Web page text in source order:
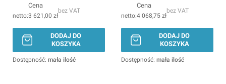
Cena
3 621,00 zł
bez VAT
DODAJ DO
KOSZYKA
Dostępność: mała ilość
Cena
4 068,75 zł
bez VAT
DODAJ DO
KOSZYKA
Dostępność: mała ilość